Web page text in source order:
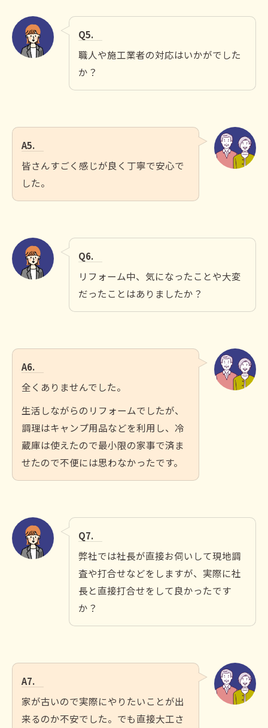
Q5.
職人や施工業者の対応はいかがでした
か？
A5.
皆さんすごく感じが良く丁寧で安心で
した。
Q6.
リフォーム中、気になったことや大変
だったことはありましたか？
A6.
全くありませんでした。
生活しながらのリフォームでしたが、
調理はキャンプ用品などを利用し、冷
蔵庫は使えたので最小限の家事で済ま
せたので不便には思わなかったです。
Q7.
弊社では社長が直接お伺いして現地調
査や打合せなどをしますが、実際に社
長と直接打合せをして良かったです
か？
A7.
家が古いので実際にやりたいことが出
来るのか不安でした。でも直接大工さ